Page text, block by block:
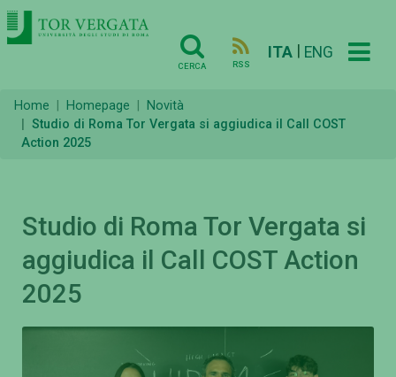
CERCA RSS
ITA ENG
Home Homepage
Novità
Studio di Roma Tor Vergata si aggiudica il Call COST
Action 2025
Studio di Roma Tor Vergata si
aggiudica il Call COST Action
2025